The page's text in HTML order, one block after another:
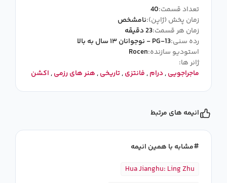
تعداد قسمت:40
زمان پخش (ژاپن):نامشخص
زمان هر قسمت:23 دقیقه
رده سنی:PG-13 - نوجوانان ۱۳ سال به بالا
استودیو سازنده:Rocen
ژانر ها:
ماجراجویی,درام,فانتزی,تاریخی,هنر های رزمی,اکشن
انیمه های مرتبط
مشابه با همین انیمه
Hua Jianghu: Ling Zhu